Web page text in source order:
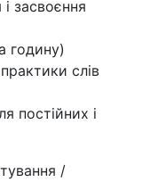
засвоєння
годину)
слів
постійних і
/